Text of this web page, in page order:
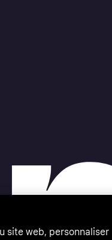
site web, personnaliser